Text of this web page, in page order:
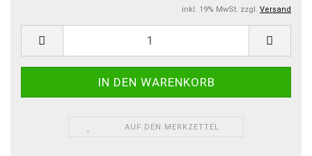
inkl. 19% MwSt. zzgl. Versand
AUF DEN MERKZETTEL